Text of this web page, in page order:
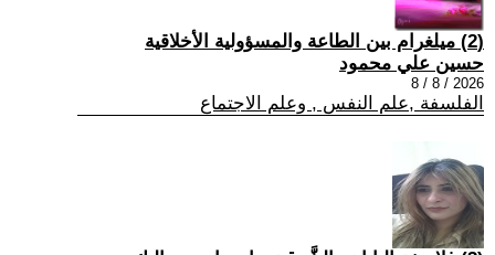
(2) ميلغرام بين الطاعة والمسؤولية الأخلاقية
حسين علي محمود
2026 / 8 / 8
الفلسفة ,علم النفس , وعلم الاجتماع